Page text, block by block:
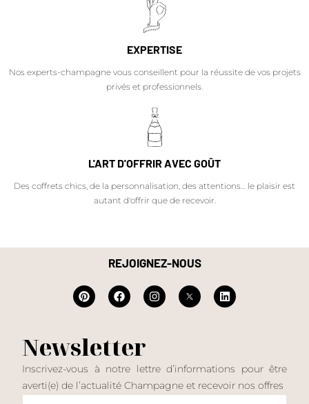
EXPERTISE
Nos experts-champagne vous conseillent pour la réussite de vos projets
privés et professionnels.
L'ART D'OFFRIR AVEC GOÛT
Des coffrets chics, de la personnalisation, des attentions… le plaisir est
autant d'offrir que de recevoir.
REJOIGNEZ-NOUS
Newsletter
Inscrivez-vous à notre lettre d’informations pour être
averti(e) de l’actualité Champagne et recevoir nos offres